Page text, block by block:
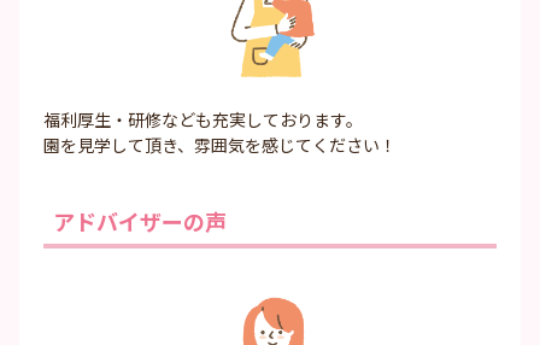
福利厚生・研修なども充実しております。
園を見学して頂き、雰囲気を感じてください！
アドバイザーの声